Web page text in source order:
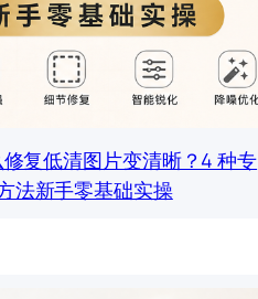
修复低清图片变清晰？4 种专
法新手零基础实操